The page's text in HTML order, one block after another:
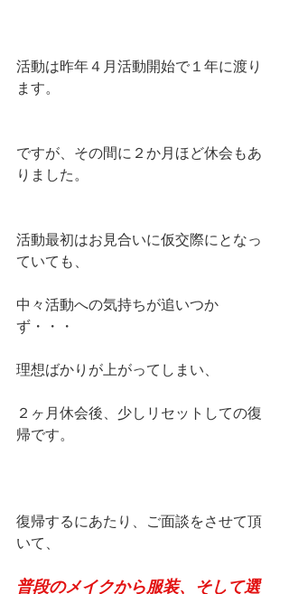
活動は昨年４月活動開始で１年に渡り
ます。
ですが、その間に２か月ほど休会もあ
りました。
活動最初はお見合いに仮交際にとなっ
ていても、
中々活動への気持ちが追いつか
ず・・・
理想ばかりが上がってしまい、
２ヶ月休会後、少しリセットしての復
帰です。
復帰するにあたり、ご面談をさせて頂
いて、
普段のメイクから服装、そして選